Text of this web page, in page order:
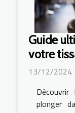
Guide
votre
13/12/2024
plonger